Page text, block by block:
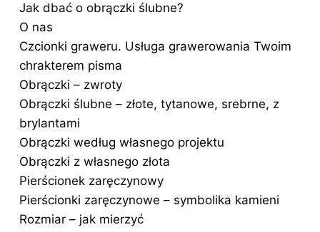
Jak dbać o obrączki ślubne?
O nas
Czcionki graweru. Usługa grawerowania Twoim
chrakterem pisma
Obrączki – zwroty
Obrączki ślubne – złote, tytanowe, srebrne, z
brylantami
Obrączki według własnego projektu
Obrączki z własnego złota
Pierścionek zaręczynowy
Pierścionki zaręczynowe – symbolika kamieni
Rozmiar – jak mierzyć